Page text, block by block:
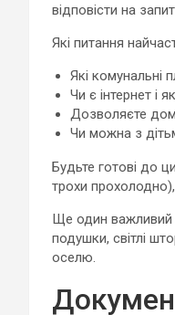
відповісти на
Які питання
Які комунальні
Чи є інтернет і
Дозволяєте
Чи можна з
Будьте готові до
трохи
Ще один важливий
подушки, світлі
оселю.